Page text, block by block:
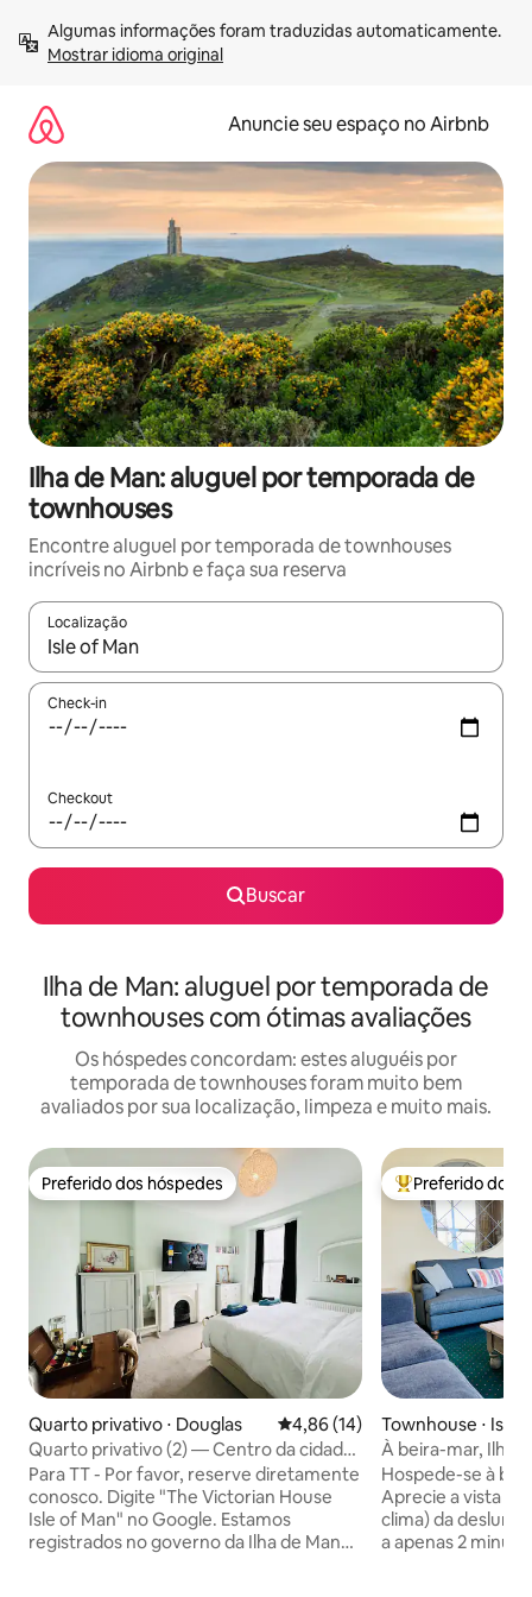
para
Mostrar idioma original
Anuncie seu espaço no Airbnb
Ilha de Man: aluguel por temporada de
townhouses
Encontre aluguel por temporada de townhouses
incríveis no Airbnb e faça sua reserva
Localização
Quando os resultados estiverem disponíveis, explore-os
Check-in
Checkout
Buscar
Ilha de Man: aluguel por temporada de
townhouses com ótimas avaliações
Os hóspedes concordam: estes aluguéis por
temporada de townhouses foram muito bem
avaliados por sua localização, limpeza e muito mais.
Preferido dos hóspedes
Preferido dos hóspedes
Quarto privativo ⋅ Douglas 4,86 de uma avaliação média
4,86 (14)
Quarto privativo (2) — Centro da cidade
— Casa vitoriana clássica
Para TT - Por favor, reserve diretamente
conosco. Digite "The Victorian House
Isle of Man" no Google. Estamos
registrados no governo da Ilha de Man
Entre os
Preferido dos
Townhouse ⋅ Isle
À beira-mar, Ilha
Hospede-se à
Aprecie a vista
clima) da
a apenas 2